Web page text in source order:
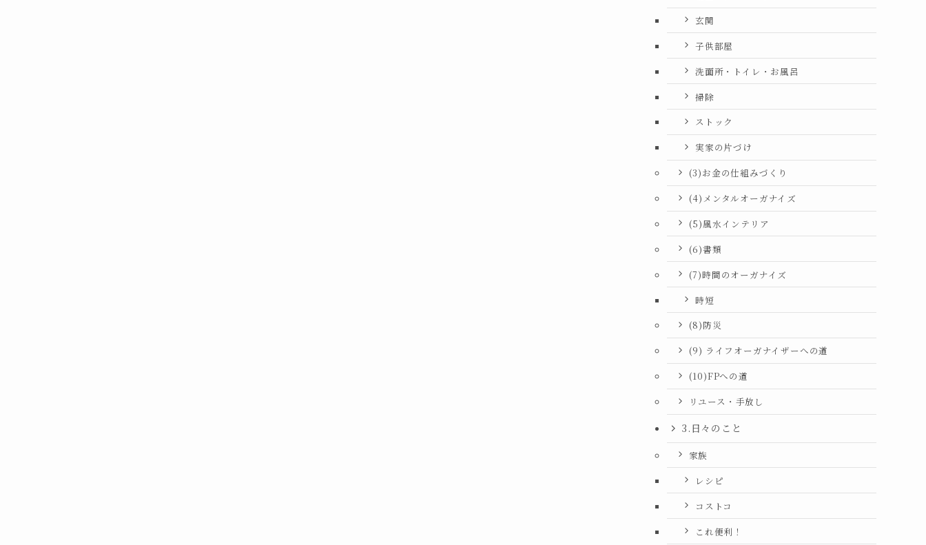
玄関
子供部屋
洗面所・トイレ・お風呂
掃除
ストック
実家の片づけ
(3)お金の仕組みづくり
(4)メンタルオーガナイズ
(5)風水インテリア
(6)書類
(7)時間のオーガナイズ
時短
(8)防災
(9) ライフオーガナイザーへの道
(10)FPへの道
リユース・手放し
3.日々のこと
家族
レシピ
コストコ
これ便利！